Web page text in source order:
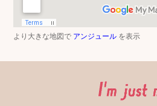
より大きな地図で アンジュール を表示